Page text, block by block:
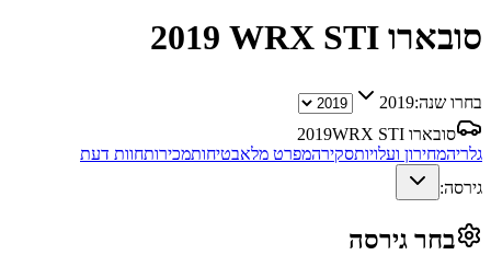
סובארו WRX STI 2019
בחרו שנה:2019
סובארו WRX STI
2019
גלריהמחירון ועלויותסקירהמפרט מלאבטיחותמכירותחוות דעת
גירסה:
בחר גירסה